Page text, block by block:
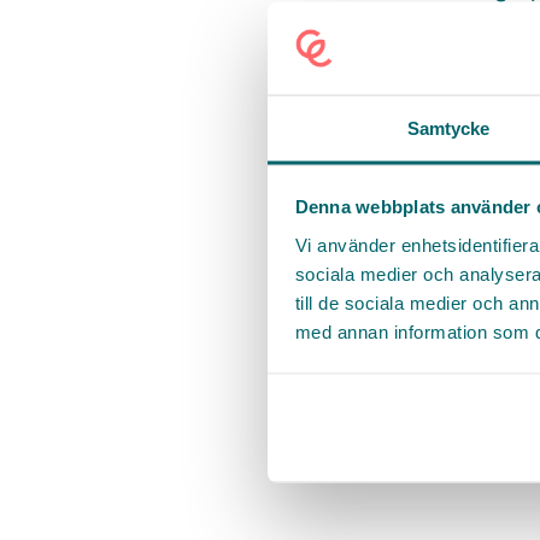
Samtycke
Denna webbplats använder
Vi använder
sociala medier och
till de sociala medier och
med annan information som
hyrpersonal?
Se
Personal
kräver oftast en
verksamhetens